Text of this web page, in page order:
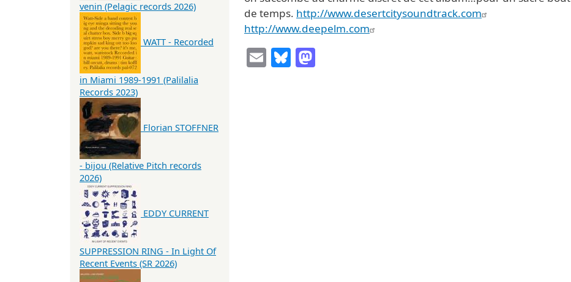
de temps. http://www.desertcitysoundtrack.com
http://www.deepelm.com
EmailBluesky
venin (Pelagic records 2026)
WATT - Recorded
in Miami 1989-1991 (Palilalia
Records 2023)
Florian STOFFNER
- bijou (Relative Pitch records
2026)
EDDY CURRENT
SUPPRESSION RING - In Light Of
Recent Events (SR 2026)